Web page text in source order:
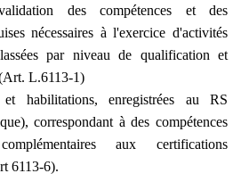
des compétences et des
nécessaires à l'exercice d'activités
par niveau de qualification et
L.6113-1)
habilitations, enregistrées au RS
correspondant à des compétences
aux certifications
6113-6).